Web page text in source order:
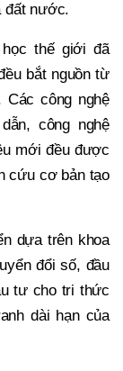
đất nước.
thế giới đã
bắt nguồn từ
Các công nghệ
công nghệ
mới đều được
cứu cơ bản tạo
dựa trên khoa
đổi số, đầu
tư cho tri thức
dài hạn của